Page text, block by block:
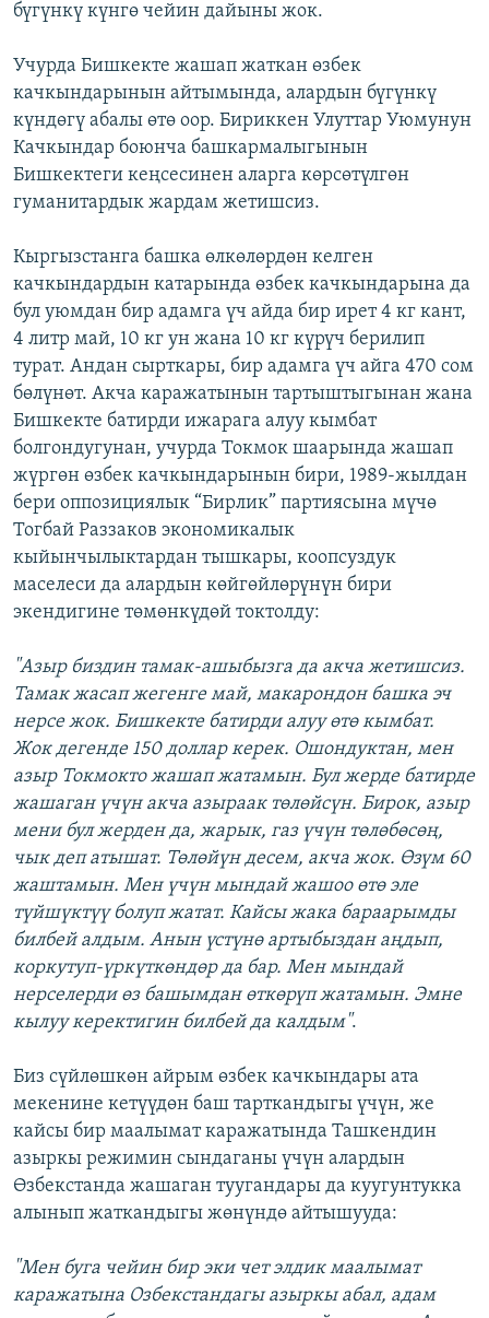
бүгүнкү күнгө чейин дайыны жок.
Учурда Бишкекте жашап жаткан өзбек
качкындарынын айтымында, алардын бүгүнкү
күндөгү абалы өтө оор. Бириккен Улуттар Уюмунун
Качкындар боюнча башкармалыгынын
Бишкектеги кеңсесинен аларга көрсөтүлгөн
гуманитардык жардам жетишсиз.
Кыргызстанга башка өлкөлөрдөн келген
качкындардын катарында өзбек качкындарына да
бул уюмдан бир адамга үч айда бир ирет 4 кг кант,
4 литр май, 10 кг ун жана 10 кг күрүч берилип
турат. Андан сырткары, бир адамга үч айга 470 сом
бөлүнөт. Акча каражатынын тартыштыгынан жана
Бишкекте батирди ижарага алуу кымбат
болгондугунан, учурда Токмок шаарында жашап
жүргөн өзбек качкындарынын бири, 1989-жылдан
бери оппозициялык “Бирлик” партиясына мүчө
Тогбай Раззаков экономикалык
кыйынчылыктардан тышкары, коопсуздук
маселеси да алардын көйгөйлөрүнүн бири
экендигине төмөнкүдөй токтолду:
"Азыр биздин тамак-ашыбызга да акча жетишсиз.
Тамак жасап жегенге май, макарондон башка эч
нерсе жок. Бишкекте батирди алуу өтө кымбат.
Жок дегенде 150 доллар керек. Ошондуктан, мен
азыр Токмокто жашап жатамын. Бул жерде батирде
жашаган үчүн акча азыраак төлөйсүн. Бирок, азыр
мени бул жерден да, жарык, газ үчүн төлөбөсөң,
чык деп атышат. Төлөйүн десем, акча жок. Өзүм 60
жаштамын. Мен үчүн мындай жашоо өтө эле
түйшүктүү болуп жатат. Кайсы жака бараарымды
билбей алдым. Анын үстүнө артыбыздан аңдып,
коркутуп-үркүткөндөр да бар. Мен мындай
нерселерди өз башымдан өткөрүп жатамын. Эмне
кылуу керектигин билбей да калдым".
Биз сүйлөшкөн айрым өзбек качкындары ата
мекенине кетүүдөн баш тарткандыгы үчүн, же
кайсы бир маалымат каражатында Ташкендин
азыркы режимин сындаганы үчүн алардын
Өзбекстанда жашаган туугандары да куугунтукка
алынып жаткандыгы жөнүндө айтышууда:
"Мен буга чейин бир эки чет элдик маалымат
каражатына Озбекстандагы азыркы абал, адам